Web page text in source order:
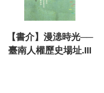
【書介】漫漶時光──
臺南人權歷史場址.III